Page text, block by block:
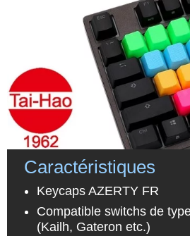
Caractéristiques
Keycaps AZERTY FR
Compatible switchs de
(Kailh, Gateron etc.)